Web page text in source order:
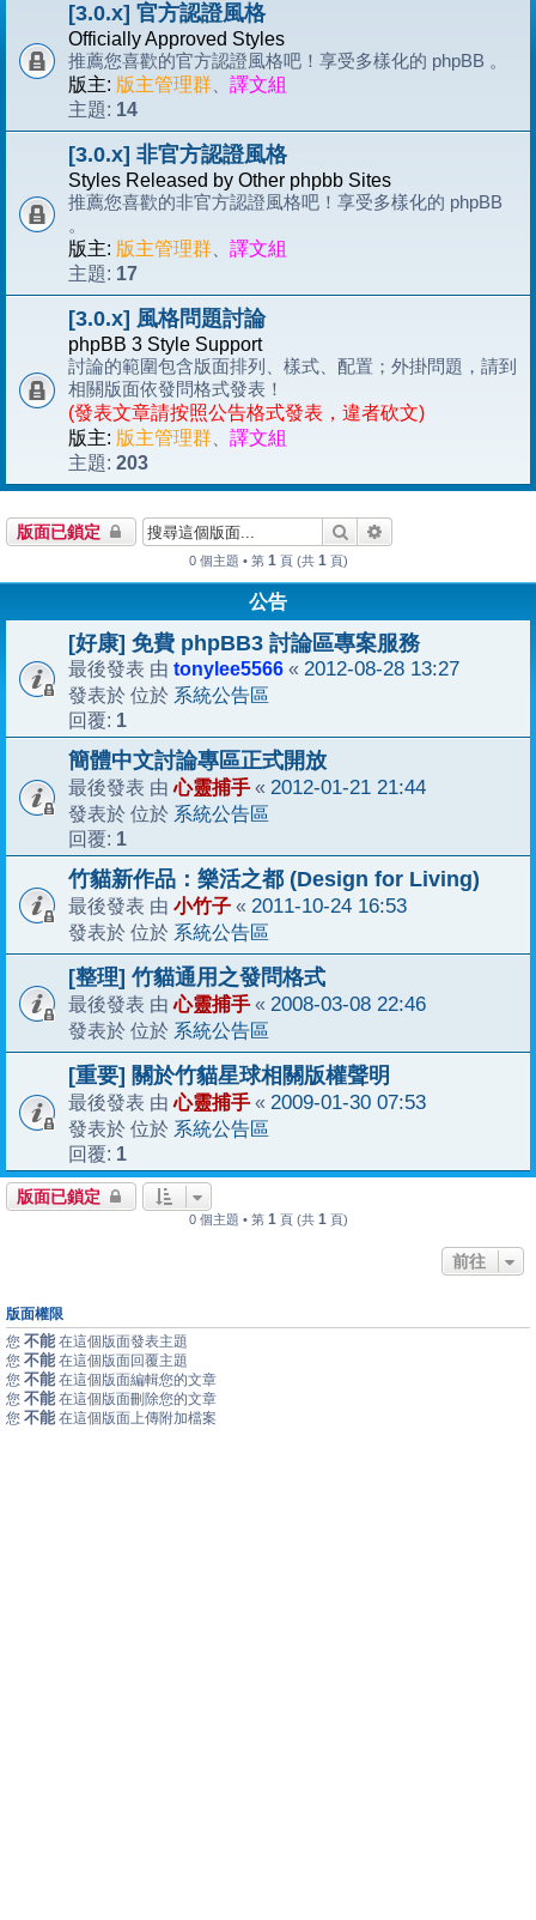
[3.0.x] 官方認證風格
Officially Approved Styles
推薦您喜歡的官方認證風格吧！享受多樣化的 phpBB 。
版主: 版主管理群
譯文組
主題: 14
[3.0.x] 非官方認證風格
Styles Released by Other phpbb Sites
推薦您喜歡的非官方認證風格吧！享受多樣化的 phpBB
。
版主: 版主管理群
譯文組
主題: 17
[3.0.x] 風格問題討論
phpBB 3 Style Support
討論的範圍包含版面排列、樣式、配置；外掛問題，請到
相關版面依發問格式發表！
(發表文章請按照公告格式發表，違者砍文)
版主: 版主管理群
譯文組
主題: 203
版面已鎖定 搜尋
0 個主題 • 第 1 頁 (共 1 頁)
公告
[好康] 免費 phpBB3 討論區專案服務
最後發表 由 tonylee5566 « 2012-08-28 13:27
發表於 位於 系統公告區
回覆: 1
簡體中文討論專區正式開放
最後發表 由心靈捕手 « 2012-01-21 21:44
發表於 位於 系統公告區
回覆: 1
竹貓新作品：樂活之都 (Design for Living)
最後發表 由 小竹子 « 2011-10-24 16:53
發表於 位於 系統公告區
[整理] 竹貓通用之發問格式
最後發表 由心靈捕手 « 2008-03-08 22:46
發表於 位於 系統公告區
[重要] 關於竹貓星球相關版權聲明
最後發表 由心靈捕手 « 2009-01-30 07:53
發表於 位於 系統公告區
回覆: 1
版面已鎖定
0 個主題 • 第 1 頁 (共 1 頁)
前往
版面權限
您 不能 在這個版面發表主題
您 不能 在這個版面回覆主題
您 不能 在這個版面編輯您的文章
您 不能 在這個版面刪除您的文章
您 不能 在這個版面上傳附加檔案